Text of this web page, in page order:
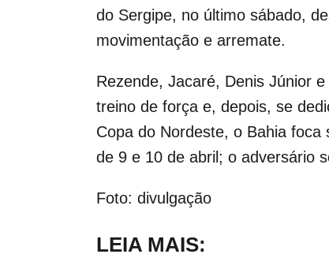
do Sergipe, no último sábado,
movimentação e arremate.
Rezende, Jacaré, Denis Júnior
treino de força e, depois, se
Copa do Nordeste, o Bahia
de 9 e 10 de abril; o adversário
Foto: divulgação
LEIA MAIS: